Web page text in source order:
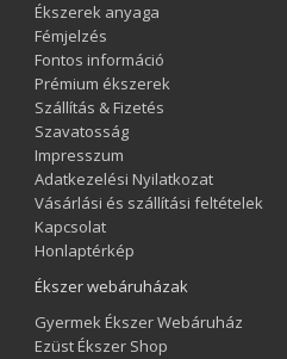
Ékszerek anyaga
Fémjelzés
Fontos információ
Prémium ékszerek
Szállítás & Fizetés
Szavatosság
Impresszum
Adatkezelési Nyilatkozat
Vásárlási és szállítási feltételek
Kapcsolat
Honlaptérkép
Ékszer webáruházak
Gyermek Ékszer Webáruház
Ezüst Ékszer Shop